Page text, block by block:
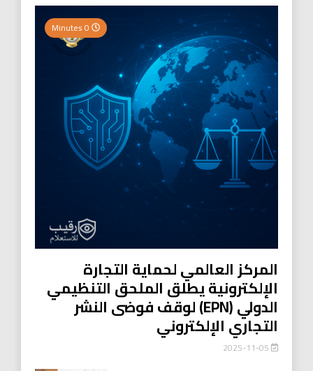
المركز العالمي لحماية التجارة
الإلكترونية يطلق الملحق التنظيمي
الدولي (EPN) لوقف فوضى النشر
التجاري الإلكتروني